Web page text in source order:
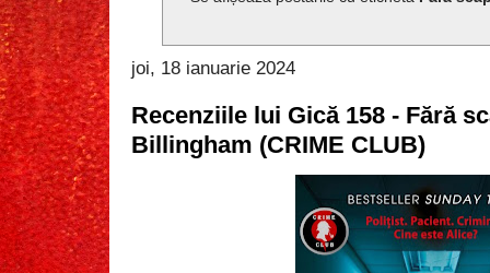
joi, 18 ianuarie 2024
Recenziile lui Gică 158 - Fără
Billingham (CRIME CLUB)